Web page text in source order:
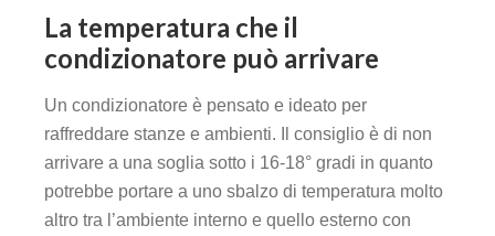
La temperatura che il
condizionatore può arrivare
Un condizionatore è pensato e ideato per
raffreddare stanze e ambienti. Il consiglio è di non
arrivare a una soglia sotto i 16-18° gradi in quanto
potrebbe portare a uno sbalzo di temperatura molto
altro tra l’ambiente interno e quello esterno con